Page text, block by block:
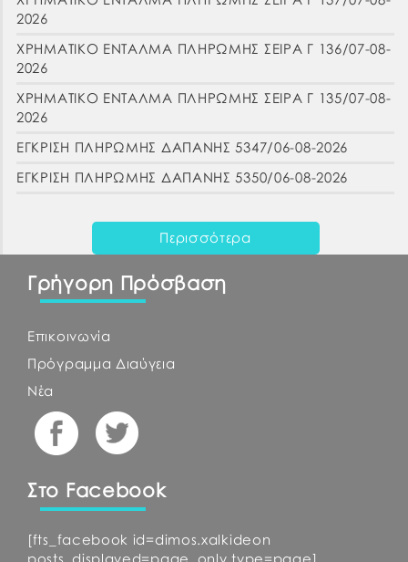
2026
ΧΡΗΜΑΤΙΚΟ ΕΝΤΑΛΜΑ ΠΛΗΡΩΜΗΣ ΣΕΙΡΑ Γ 136/07-08-
2026
ΧΡΗΜΑΤΙΚΟ ΕΝΤΑΛΜΑ ΠΛΗΡΩΜΗΣ ΣΕΙΡΑ Γ 135/07-08-
2026
ΕΓΚΡΙΣΗ ΠΛΗΡΩΜΗΣ ΔΑΠΑΝΗΣ 5347/06-08-2026
ΕΓΚΡΙΣΗ ΠΛΗΡΩΜΗΣ ΔΑΠΑΝΗΣ 5350/06-08-2026
Περισσότερα
Γρήγορη Πρόσβαση
Επικοινωνία
Πρόγραμμα Διαύγεια
Νέα
Στο Facebook
[fts_facebook id=dimos.xalkideon
posts_displayed=page_only type=page]